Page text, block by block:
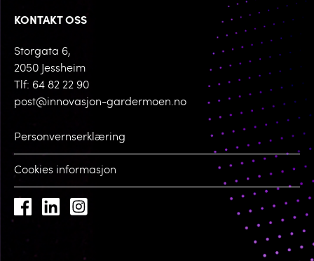
KONTAKT OSS
Storgata 6,
2050 Jessheim
Tlf: 64 82 22 90
post@innovasjon-gardermoen.no
Personvernserklæring
Cookies informasjon